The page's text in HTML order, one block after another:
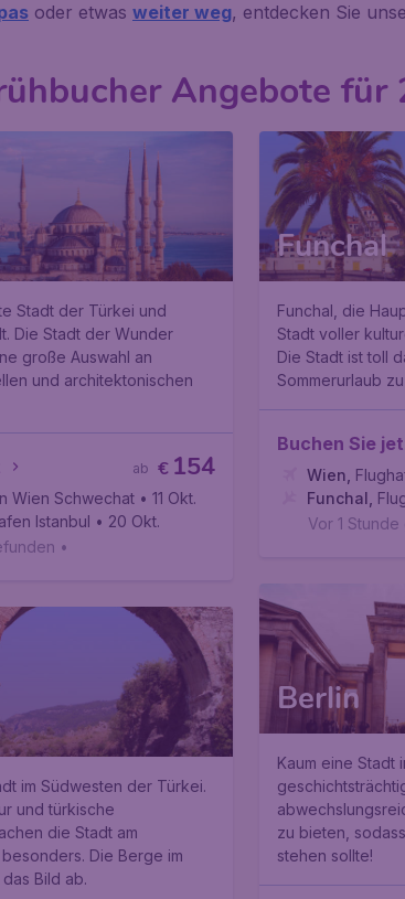
oder etwas weiter weg, entdecken Sie
Angebote für
Stadt der Türkei und
Die Stadt der Wunder
große Auswahl an
und architektonischen
€ 154
ab
Wien Schwechat • 11 Okt.
Istanbul • 20 Okt.
•
Funchal
Funchal, die
Stadt voller
Die Stadt ist toll
Sommerurlaub
Buchen Sie
Wien
Funchal
Vor 1
Berlin
Kaum eine Stadt
zu bieten,
stehen sollte!
im Südwesten der Türkei.
und türkische
die Stadt am
Die Berge im
Bild ab.